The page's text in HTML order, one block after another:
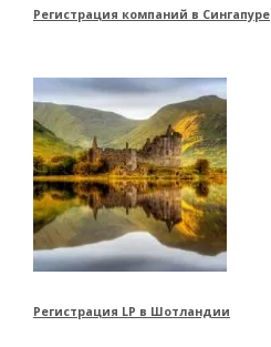
Регистрация компаний в Сингапуре
Регистрация LP в Шотландии